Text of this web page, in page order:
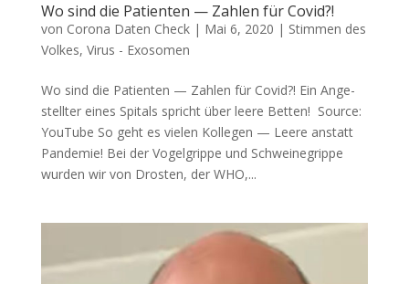
Wo sind die Patienten — Zahlen für Covid?!
von Corona Daten Check| Mai 6, 2020 | Stimmen des
Volkes, Virus - Exosomen
Wo sind die Patienten — Zahlen für Covid?! Ein Ange­
stell­ter eines Spi­tals spricht über lee­re Betten! Source:
You­Tube So geht es vie­len Kol­le­gen — Lee­re anstatt
Pandemie! Bei der Vogel­grip­pe und Schwei­ne­grip­pe
wur­den wir von Dros­ten, der WHO,...